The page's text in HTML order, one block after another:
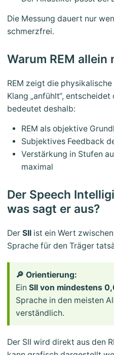
Die Messung dauert nur
schmerzfrei.
Warum REM
REM zeigt die
Klang „anfühlt“,
bedeutet deshalb:
REM als objektive
Subjektives Feedback
Verstärkung in Stufen
maximal
Der Speech
was sagt er aus?
Der SII ist ein Wert
Sprache für den Träger
🔎 Orientierung:
Ein SII von mindestens
Sprache in den meisten
verständlich.
Der SII wird direkt aus den